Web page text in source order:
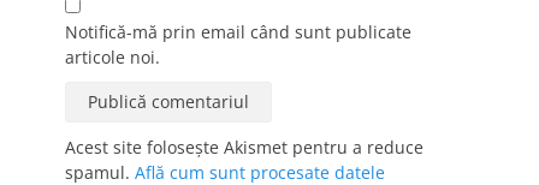
Notifică-mă prin email când sunt publicate
articole noi.
Acest site folosește Akismet pentru a reduce
spamul. Află cum sunt procesate datele